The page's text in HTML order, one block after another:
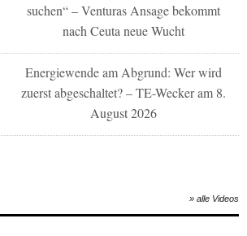
suchen“ – Venturas Ansage bekommt
nach Ceuta neue Wucht
Energiewende am Abgrund: Wer wird
zuerst abgeschaltet? – TE-Wecker am 8.
August 2026
» alle Videos